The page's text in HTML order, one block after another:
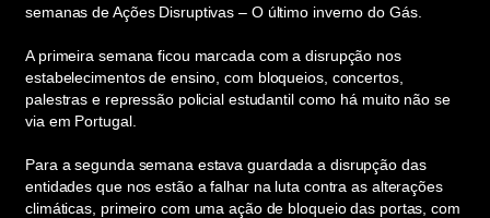
semanas de Ações Disruptivas – O último inverno do Gás.
A primeira semana ficou marcada com a disrupção nos
estabelecimentos de ensino, com bloqueios, concertos,
palestras e repressão policial estudantil como há muito não se
via em Portugal.
Para a segunda semana estava guardada a disrupção das
entidades que nos estão a falhar na luta contra as alterações
climáticas, primeiro com uma ação de bloqueio das portas, com